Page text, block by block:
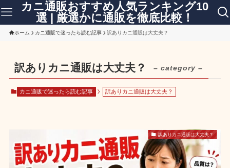
カニ通販おすすめ人気ランキング10
選 | 厳選かに通販を徹底比較！
ホーム カニ通販で迷ったら読む記事 訳ありカニ通販は大丈夫？
訳ありカニ通販は大丈夫？ – category –
カニ通販で迷ったら読む記事 訳ありカニ通販は大丈夫？
訳ありカニ通販は大丈夫？